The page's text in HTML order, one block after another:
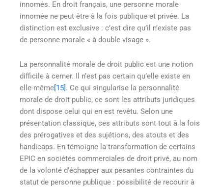
innomés. En droit français, une personne morale
innomée ne peut être à la fois publique et privée. La
distinction est exclusive : c’est dire qu’il n’existe pas
de personne morale « à double visage ».
La personnalité morale de droit public est une notion
difficile à cerner. Il n’est pas certain qu’elle existe en
elle-même[15]. Ce qui singularise la personnalité
morale de droit public, ce sont les attributs juridiques
dont dispose celui qui en est revêtu. Selon une
présentation classique, ces attributs sont tout à la fois
des prérogatives et des sujétions, des atouts et des
handicaps. En témoigne la transformation de certains
EPIC en sociétés commerciales de droit privé, au nom
de la volonté d’échapper aux pesantes contraintes du
statut de personne publique : possibilité de recourir à